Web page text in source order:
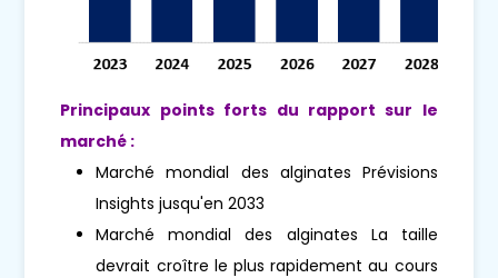
Principaux points forts du rapport sur le
marché :
Marché mondial des alginates Prévisions
Insights jusqu'en 2033
Marché mondial des alginates La taille
devrait croître le plus rapidement au cours